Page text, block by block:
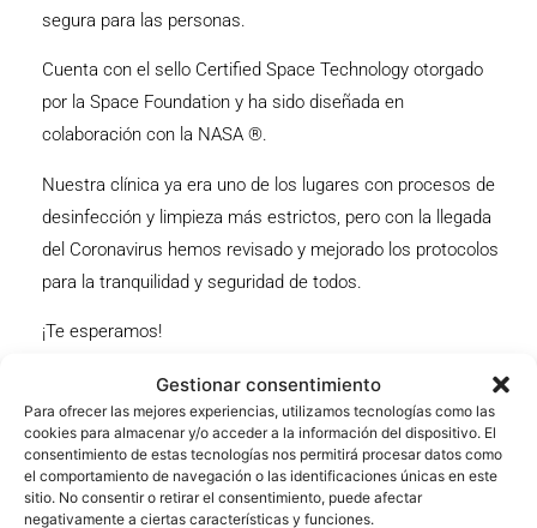
Gestionar consentimiento
Para ofrecer las mejores experiencias, utilizamos tecnologías como las
cookies para almacenar y/o acceder a la información del dispositivo. El
consentimiento de estas tecnologías nos permitirá procesar datos como
el comportamiento de navegación o las identificaciones únicas en este
sitio. No consentir o retirar el consentimiento, puede afectar
negativamente a ciertas características y funciones.
segura para las personas.
Cuenta con el sello Certified Space Technology otorgado
por la Space Foundation y ha sido diseñada en
colaboración con la NASA ®.
Nuestra clínica ya era uno de los lugares con procesos de
desinfección y limpieza más estrictos, pero con la llegada
del Coronavirus hemos revisado y mejorado los protocolos
para la tranquilidad y seguridad de todos.
¡Te esperamos!
¡Compártelo!